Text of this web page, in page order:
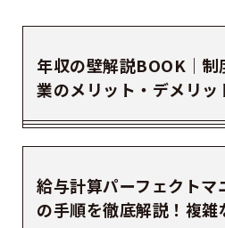
年収の壁解説BOOK｜
業のメリット・デメリッ
給与計算パーフェクトマ
の手順を徹底解説！複